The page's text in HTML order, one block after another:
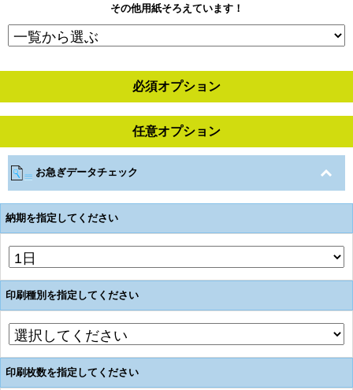
その他用紙そろえています！
必須オプション
任意オプション
お急ぎデータチェック
納期を指定してください
印刷種別を指定してください
印刷枚数を指定してください